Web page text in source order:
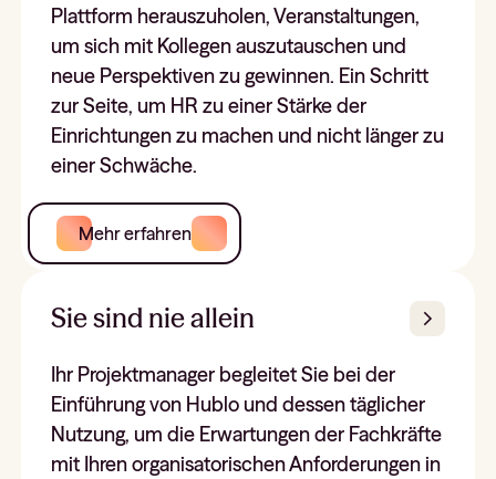
Plattform herauszuholen, Veranstaltungen,
um sich mit Kollegen auszutauschen und
neue Perspektiven zu gewinnen. Ein Schritt
zur Seite, um HR zu einer Stärke der
Einrichtungen zu machen und nicht länger zu
einer Schwäche.
Mehr erfahren
Sie sind nie allein
Ihr Projektmanager begleitet Sie bei der
Einführung von Hublo und dessen täglicher
Nutzung, um die Erwartungen der Fachkräfte
mit Ihren organisatorischen Anforderungen in